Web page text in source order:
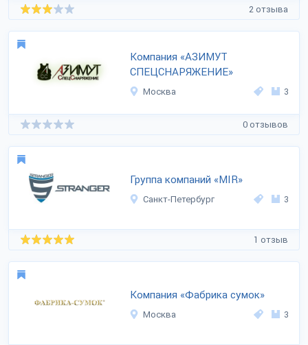
2 отзыва
Компания «АЗИМУТ
СПЕЦСНАРЯЖЕНИЕ»
Москва 3
0 отзывов
Группа компаний «MIR»
Санкт-Петербург 3
1 отзыв
Компания «Фабрика сумок»
Москва 3